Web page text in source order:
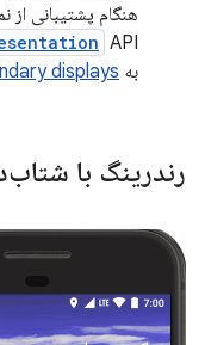
هنگام پشتیبانی از
به displays
رندرینگ با